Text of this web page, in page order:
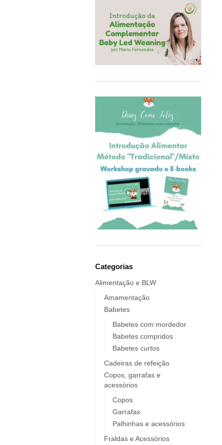
COQ6GRUE
Cra-Z-Art
Crealign
Cubbies
Delphin
DoddleBags
Doidy Cup®
EBULOBO
ECO Brotbox
eco rascals
Educa
Ego Editora
Eigenart
El Saquitos de la Salud
Elobra KIDS
Everyday Baby
FÜRNIS
Gloop
Goula
Grabease
grums
Haakaa
HappyBear Diapers
Categorias
Alimentação e BLW
Amamentação
Babetes
Babetes com mordedor
Babetes compridos
Babetes curtos
Cadeiras de refeição
Copos, garrafas e
acessórios
Copos
Garrafas
Palhinhas e acessórios
Fraldas e Acessórios